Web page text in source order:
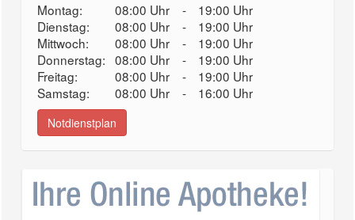
Montag: 08:00 Uhr -
19:00 Uhr
Dienstag:
08:00 Uhr -
19:00 Uhr
Mittwoch:
08:00 Uhr -
19:00 Uhr
Donnerstag: 08:00 Uhr -
19:00 Uhr
Freitag:
08:00 Uhr -
19:00 Uhr
Samstag:
08:00 Uhr - 16:00 Uhr
Notdienstplan